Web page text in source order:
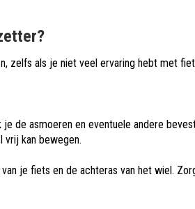
zelfs als je niet veel ervaring hebt met
de asmoeren en eventuele andere
kan bewegen.
je fiets en de achteras van het wiel.